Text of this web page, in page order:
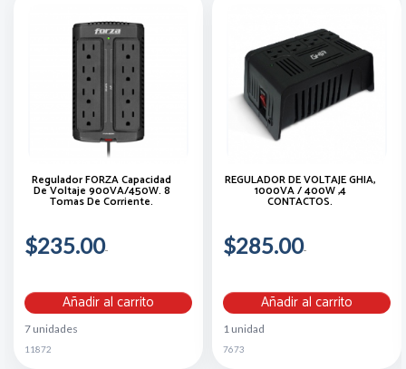
Regulador FORZA Capacidad
De Voltaje 900VA/450W. 8
Tomas De Corriente.
$235.00
Añadir al carrito
7 unidades
11872
REGULADOR DE VOLTAJE GHIA,
1000VA / 400W ,4
CONTACTOS.
$285.00
Añadir al carrito
1 unidad
7673